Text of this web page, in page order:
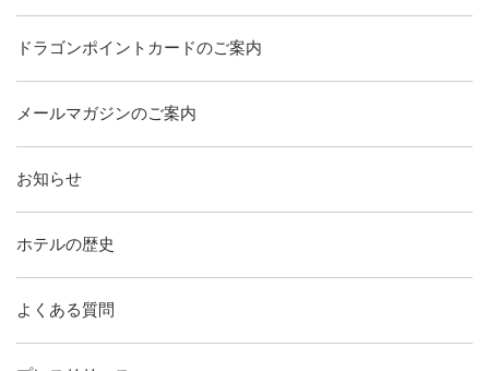
ドラゴンポイントカードのご案内
メールマガジンのご案内
お知らせ
ホテルの歴史
よくある質問